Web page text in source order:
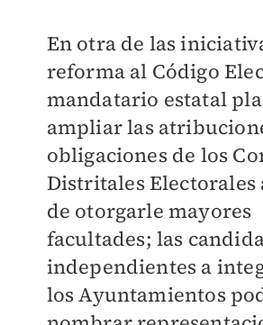
En otra de las
reforma al Código
mandatario estatal
ampliar las
obligaciones de los
Distritales Electorales
de otorgarle mayores
facultades; las
independientes a
los Ayuntamientos